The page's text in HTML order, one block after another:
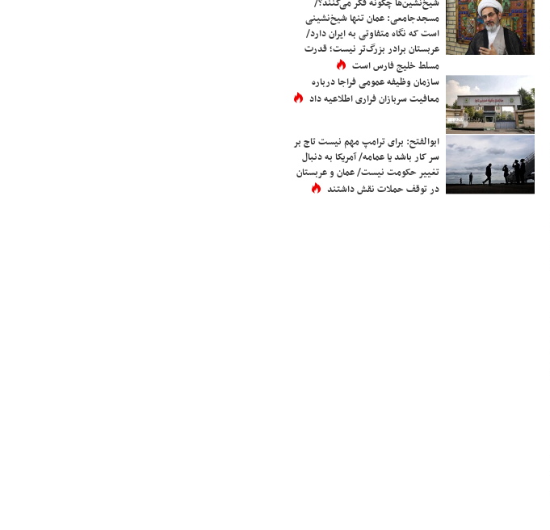
شیخ‌نشین‌ها چگونه فکر می‌کنند؟/
مسجدجامعی: عمان تنها شیخ‌نشینی
است که نگاه متفاوتی به ایران دارد/
عربستان برادر بزرگ‌تر نیست؛ قدرت
مسلط خلیج فارس است
سازمان وظیفه عمومی فراجا درباره
معافیت سربازان فراری اطلاعیه داد
ابوالفتح: برای ترامپ مهم نیست تاج بر
سر کار باشد یا عمامه/ آمریکا به دنبال
تغییر حکومت نیست/ عمان و عربستان
در توقف حملات نقش داشتند